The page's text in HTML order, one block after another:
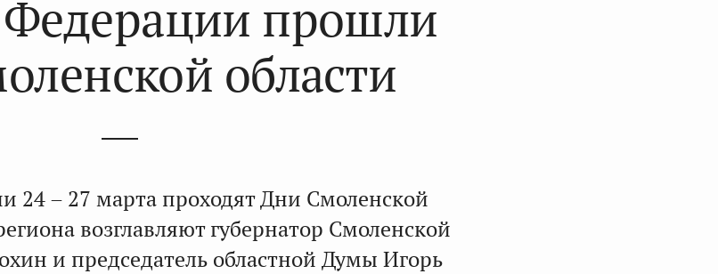
Федерации прошли
области
24 – 27 марта проходят Дни Смоленской
возглавляют губернатор Смоленской
и председатель областной Думы Игорь